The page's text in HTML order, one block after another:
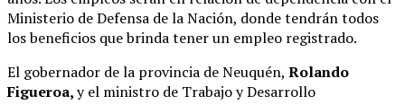
Ministerio de Defensa de la Nación, donde tendrán todos
los beneficios que brinda tener un empleo registrado.
El gobernador de la provincia de Neuquén, Rolando
Figueroa,y el ministro de Trabajo y Desarrollo